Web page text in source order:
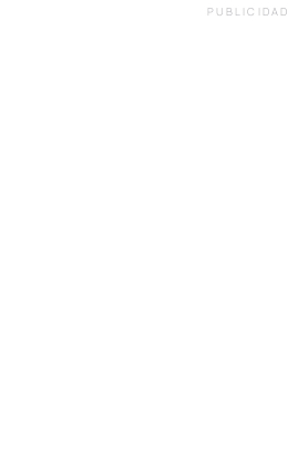
PUBLICIDAD